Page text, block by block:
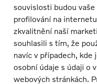
souvislosti budou
profilování na
zkvalitnění naší
souhlasili s tím, že
navíc v případech, kde
osobní údaje s údaji o
webových stránkách.